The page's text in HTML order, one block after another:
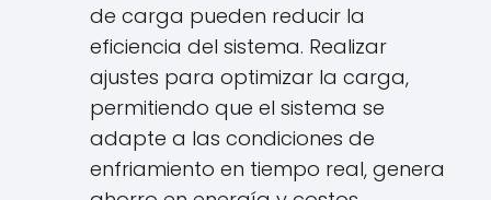
de carga pueden reducir la
eficiencia del sistema. Realizar
ajustes para optimizar la carga,
permitiendo que el sistema se
adapte a las condiciones de
enfriamiento en tiempo real, genera